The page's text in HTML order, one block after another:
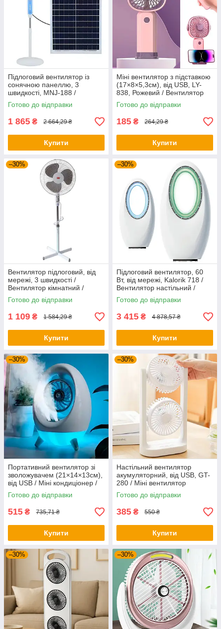
Підлоговий вентилятор із
сонячною панеллю, 3
швидкості, MNJ-188 /
Побутовий вентилятор /
Вентилятор для дому
Готово до відправки
1 865 ₴ 2 664,29 ₴
Купити
Міні вентилятор з підставкою
(17×8×5,3см), від USB, LY-
838, Рожевий / Вентилятор
ручний / Настільний
вентилятор
Готово до відправки
185 ₴ 264,29 ₴
Купити
–30%
Вентилятор підлоговий, від
мережі, 3 швидкості /
Вентилятор кімнатний /
Вентилятор для дому
Готово до відправки
1 109 ₴ 1 584,29 ₴
Купити
–30%
Підлоговий вентилятор, 60
Вт, від мережі, Kalorik 718 /
Вентилятор настільний /
Вентилятор для дому
Готово до відправки
3 415 ₴ 4 878,57 ₴
Купити
–30%
Портативний вентилятор зі
зволожувачем (21×14×13см),
від USB / Міні кондиціонер /
Міні вентилятор
Готово до відправки
515 ₴ 735,71 ₴
Купити
–30%
Настільний вентилятор
акумуляторний, від USB, GT-
280 / Міні вентилятор
портативний / Вентилятор на
стіл
Готово до відправки
385 ₴ 550 ₴
Купити
–30% –30%